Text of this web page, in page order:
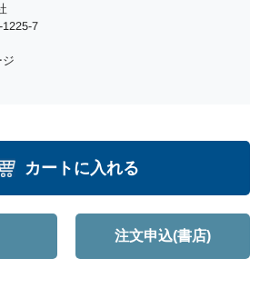
7
カートに入れる
注文申込(書店)